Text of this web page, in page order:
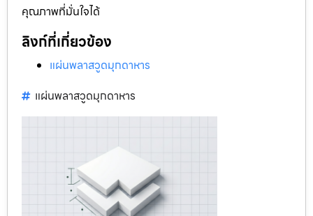
คุณภาพที่มั่นใจได้
ลิงก์ที่เกี่ยวข้อง
แผ่นพลาสวูดมุกดาหาร
แผ่นพลาสวูดมุกดาหาร